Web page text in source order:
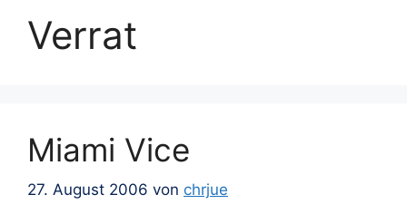
Verrat
Miami Vice
27. August 2006 von chrjue